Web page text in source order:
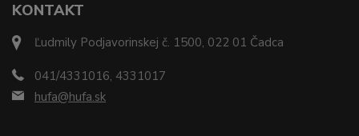
KONTAKT
Ľudmily Podjavorinskej č. 1500, 022 01 Čadca
041/4331016, 4331017
hufa@hufa.sk